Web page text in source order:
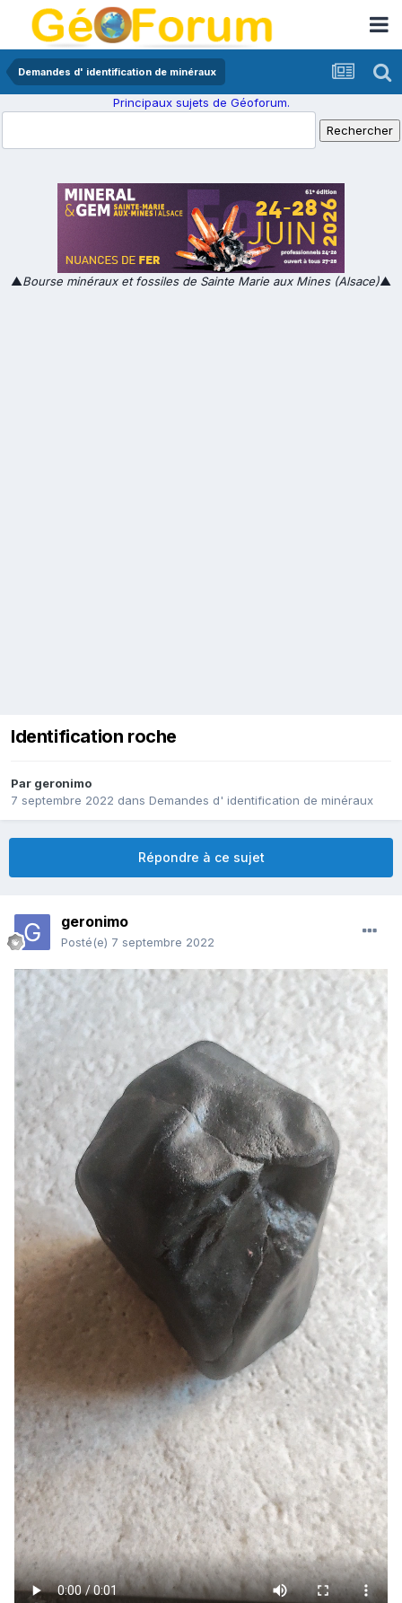
Demandes d' identification de minéraux
Principaux sujets de Géoforum.
▲Bourse minéraux et fossiles de Sainte Marie aux Mines (Alsace)▲
Identification roche
Par geronimo
7 septembre 2022 dans Demandes d' identification de minéraux
Répondre à ce sujet
geronimo
Posté(e) 7 septembre 2022